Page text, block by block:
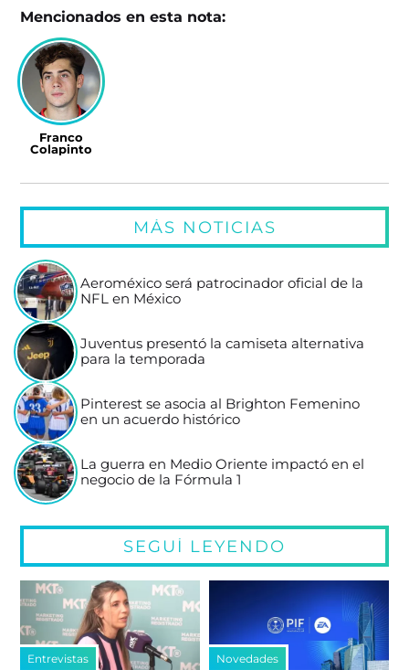
Mencionados en esta nota:
Franco
Colapinto
MÁS NOTICIAS
Aeroméxico será patrocinador oficial de la
NFL en México
Juventus presentó la camiseta alternativa
para la temporada
Pinterest se asocia al Brighton Femenino
en un acuerdo histórico
La guerra en Medio Oriente impactó en el
negocio de la Fórmula 1
SEGUÍ LEYENDO
Entrevistas Novedades